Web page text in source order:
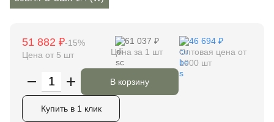
51 882 ₽-15%
Цена от 5 шт
61 037 ₽
Цена за 1 шт
46 694 ₽
Оптовая цена от
1000 шт
В корзину
Купить в 1 клик